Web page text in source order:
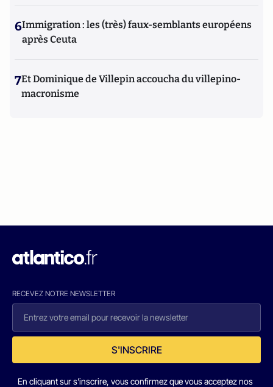
6Immigration : les (très) faux-semblants européens
après Ceuta
7Et Dominique de Villepin accoucha du villepino-
macronisme
RECEVEZ NOTRE NEWSLETTER
S'INSCRIRE
En cliquant sur s'inscrire, vous confirmez que vous acceptez nos